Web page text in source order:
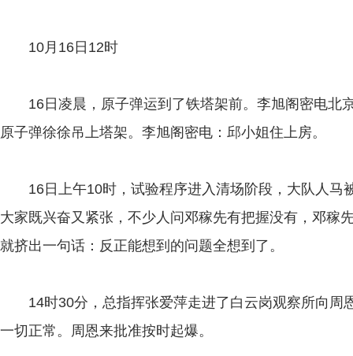
10月16日12时
16日凌晨，原子弹运到了铁塔架前。李旭阁密电北
原子弹徐徐吊上塔架。李旭阁密电：邱小姐住上房。
16日上午10时，试验程序进入清场阶段，大队人马
大家既兴奋又紧张，不少人问邓稼先有把握没有，邓稼
就挤出一句话：反正能想到的问题全想到了。
14时30分，总指挥张爱萍走进了白云岗观察所向周
一切正常。周恩来批准按时起爆。